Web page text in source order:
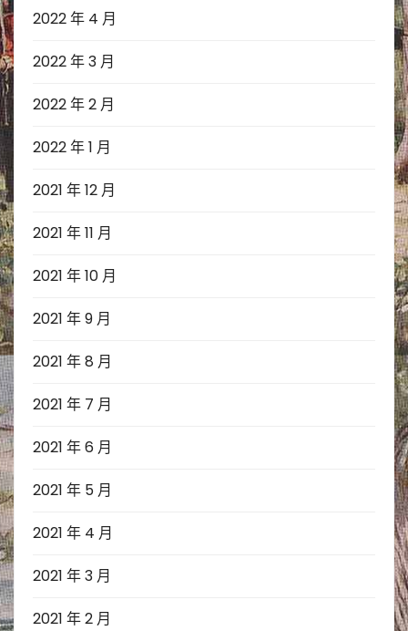
2022 年 4 月
2022 年 3 月
2022 年 2 月
2022 年 1 月
2021 年 12 月
2021 年 11 月
2021 年 10 月
2021 年 9 月
2021 年 8 月
2021 年 7 月
2021 年 6 月
2021 年 5 月
2021 年 4 月
2021 年 3 月
2021 年 2 月